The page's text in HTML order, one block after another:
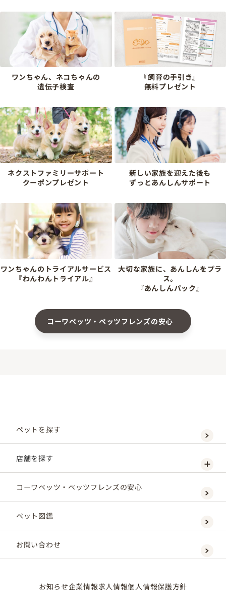
ワンちゃん、ネコちゃんの
遺伝子検査
『飼育の手引き』
無料プレゼント
ネクストファミリーサポート
クーポンプレゼント
新しい家族を迎えた後も
ずっとあんしんサポート
ワンちゃんのトライアルサービス
『わんわんトライアル』
大切な家族に、あんしんをプラ
ス。
『あんしんパック』
コーワペッツ・ペッツフレンズの安心
ペットを探す
店舗を探す
コーワペッツ・ペッツフレンズの安心
ペット図鑑
お問い合わせ
お知らせ企業情報求人情報個人情報保護方針